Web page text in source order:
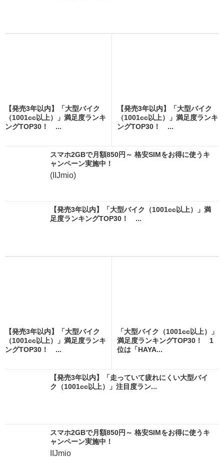
【発売3年以内】「大型バイク
（1001cc以上）」満足度ランキ
ングTOP30！ ...
【発売3年以内】「大型バイク
（1001cc以上）」満足度ランキ
ングTOP30！ ...
スマホ2GBで月額850円～ 格安SIMをお得に使うキ
ャンペーン実施中！
(IIJmio)
【発売3年以内】「大型バイク（1001cc以上）」満
足度ランキングTOP30！ ...
【発売3年以内】「大型バイク
（1001cc以上）」満足度ランキ
ングTOP30！ ...
「大型バイク（1001cc以上）」
満足度ランキングTOP30！ 1
位は「HAYA...
【発売3年以内】「走っていて疲れにくい大型バイ
ク（1001cc以上）」注目度ラン...
スマホ2GBで月額850円～ 格安SIMをお得に使うキ
ャンペーン実施中！
IIJmio